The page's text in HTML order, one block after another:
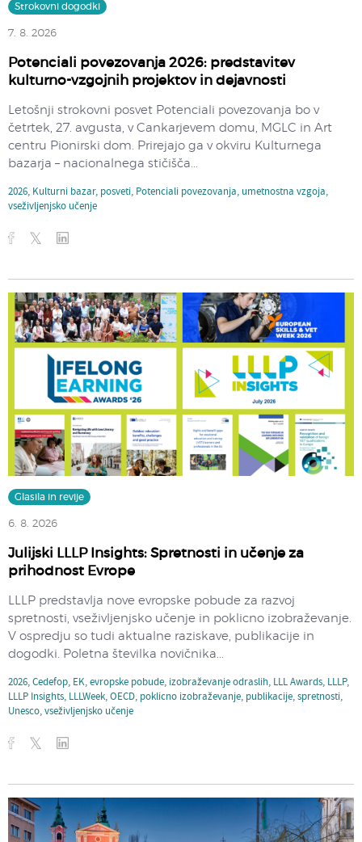
Strokovni dogodki
7. 8. 2026
Potenciali povezovanja 2026: predstavitev
kulturno-vzgojnih projektov in dejavnosti
Letošnji strokovni posvet Potenciali povezovanja bo v
četrtek, 27. avgusta, v Cankarjevem domu, MGLC in Art
centru Pionirski dom. Prirejajo ga v okviru Kulturnega
bazarja – nacionalnega stičišča...
2026, Kulturni bazar, posveti, Potenciali povezovanja, umetnostna vzgoja,
vseživljenjsko učenje
Glasila in revije
6. 8. 2026
Julijski LLLP Insights: Spretnosti in učenje za
prihodnost Evrope
LLLP predstavlja nove evropske pobude za razvoj
spretnosti, vseživljenjsko učenje in poklicno izobraževanje.
V ospredju so tudi aktualne raziskave, publikacije in
dogodki. Poletna številka novičnika...
2026,Cedefop, EK,evropske pobude, izobraževanje odraslih, LLL Awards, LLLP,
LLLP Insights, LLLWeek,OECD, poklicno izobraževanje, publikacije,spretnosti,
Unesco,vseživljenjsko učenje